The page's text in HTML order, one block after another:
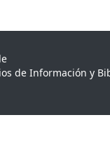
de Información y